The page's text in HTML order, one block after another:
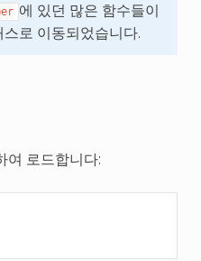
에 있던 많은 함수들이
로 이동되었습니다.
여 로드합니다: